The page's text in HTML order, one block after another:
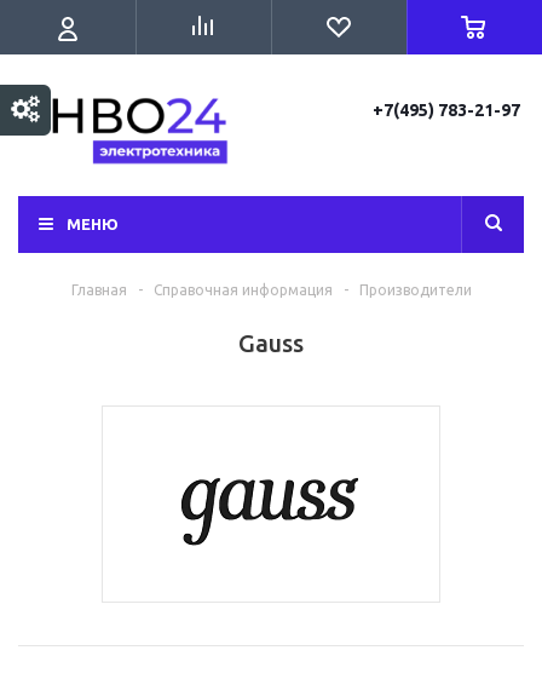
+7(495) 783-21-97
МЕНЮ
Главная - Справочная информация - Производители
Gauss